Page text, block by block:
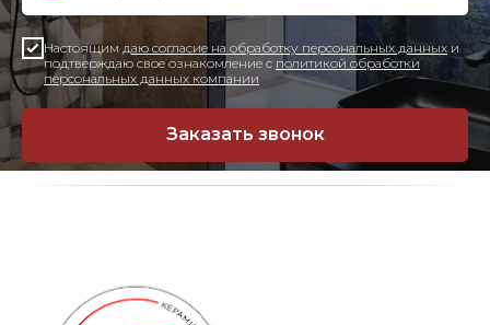
Настоящим даю согласие на обработку персональных данных и
подтверждаю свое ознакомление с политикой обработки
персональных данных компании
Заказать звонок